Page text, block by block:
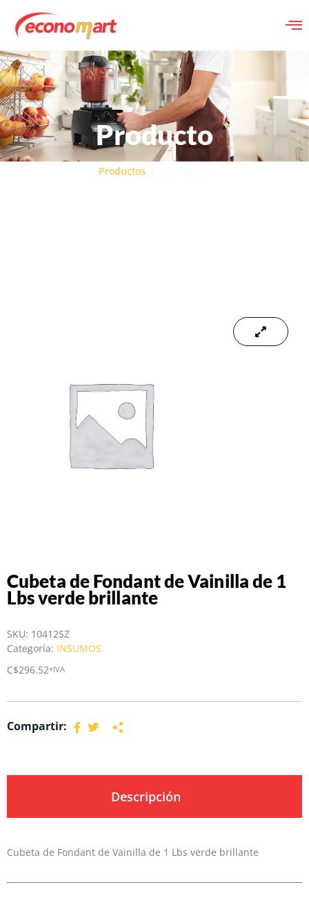
Producto
Productos
Cubeta de Fondant de Vainilla de 1
Lbs verde brillante
SKU: 10412SZ
Categoría: INSUMOS
C$296.52+IVA
Compartir:
Descripción
Cubeta de Fondant de Vainilla de 1 Lbs verde brillante